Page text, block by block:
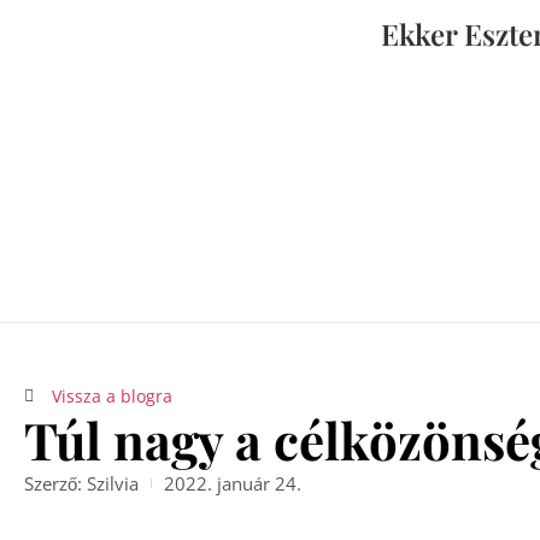
Ekker
Vissza a blogra
Túl nagy a
Szerző: Szilvia 2022. január 24.